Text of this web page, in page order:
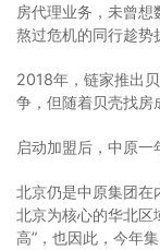
房代理业务，未曾想
熬过危机的同行趁势
2018年，链家推出
争，但随着贝壳找房
启动加盟后，中原
北京仍是中原集团在
北京为核心的华北区
高”，也因此，今年